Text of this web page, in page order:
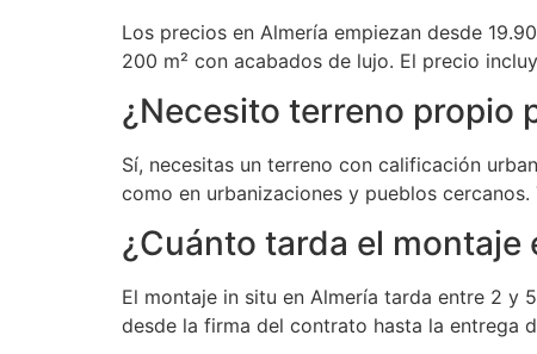
Los precios en Almería empiezan desde
200 m² con acabados de lujo. El precio
¿Necesito terreno propio
Sí, necesitas un terreno con calificación
como en urbanizaciones y pueblos
¿Cuánto tarda el montaje
El montaje in situ en Almería tarda entre 2 y
desde la firma del contrato hasta la entrega